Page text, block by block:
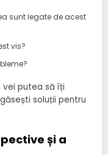
sunt legate de acest
vis?
vei putea să îți
soluții pentru
și a